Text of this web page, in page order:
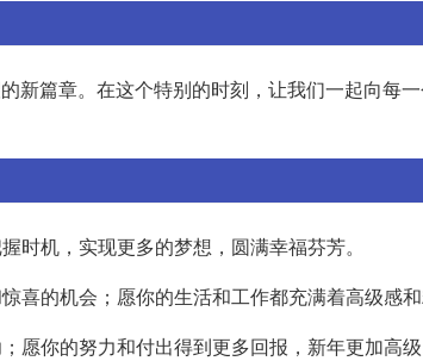
新篇章。在这个特别的时刻，让我们一起向每
时机，实现更多的梦想，圆满幸福芬芳。
的机会；愿你的生活和工作都充满着高级感和
愿你的努力和付出得到更多回报，新年更加高级